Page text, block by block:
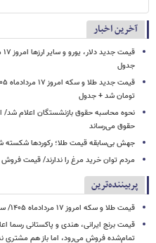
آخرین اخبار
جدول
تومان شد + جدول
نحوه محاسبه حقوق بازنشستگان اعلام شد/
حقوق می‌رساند
جهش بی‌سابقه قیمت طلا؛ رکوردها شکسته شد/
مردم توان خرید مرغ را ندارند/ قیمت
پربیننده‌ترین
قیمت طلا و سکه امروز ۱۷ مردادماه ۱۴۰۵/ سکه میلیونی تغییر کرد + جدول
قیمت برنج ایرانی، هندی و پاکستانی رسما
تمام‌شده فروش می‌رود، اما باز هم مشتری